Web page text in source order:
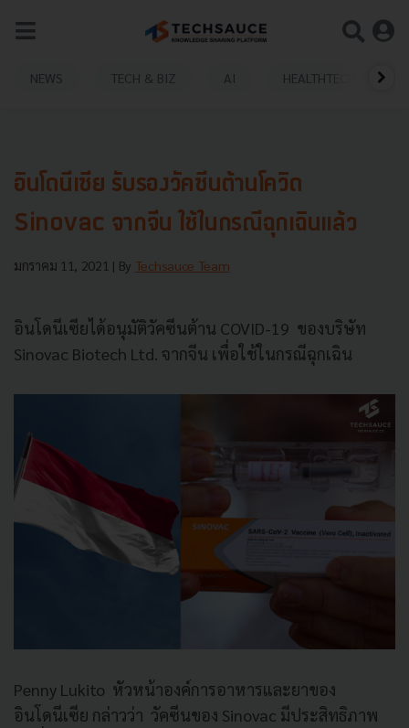
NEWS TECH & BIZ AI HEALTHTECH
อินโดนีเซีย รับรองวัคซีนต้านโควิด
Sinovac จากจีน ใช้ในกรณีฉุกเฉินแล้ว
มกราคม 11, 2021 | By Techsauce Team
อินโดนีเซียได้อนุมัติวัคซีนต้าน COVID-19 ของบริษัท
Sinovac Biotech Ltd. จากจีน เพื่อใช้ในกรณีฉุกเฉิน
Penny Lukito หัวหน้าองค์การอาหารและยาของ
อินโดนีเซีย กล่าวว่า วัคซีนของ Sinovac มีประสิทธิภาพ